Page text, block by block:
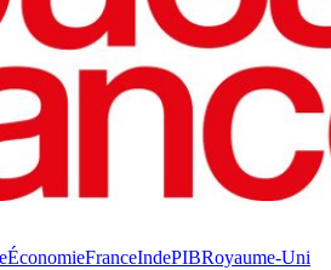
ÉconomieFranceIndePIBRoyaume-Uni